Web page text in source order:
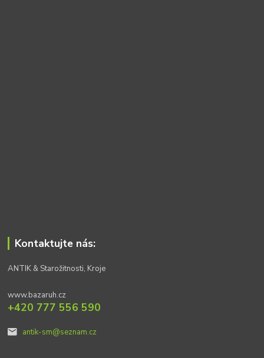
Kontaktujte nás:
ANTIK & Starožitnosti, Kroje
www.bazaruh.cz
+420 777 556 590
antik-sm@seznam.cz